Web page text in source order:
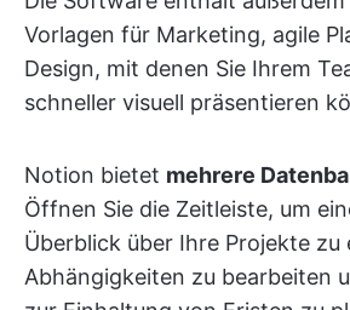
Vorlagen für Marketing, agile
Design, mit denen Sie Ihrem
schneller visuell präsentieren
Notion bietet mehrere
Öffnen Sie die Zeitleiste, um
Überblick über Ihre Projekte zu
Abhängigkeiten zu bearbeiten